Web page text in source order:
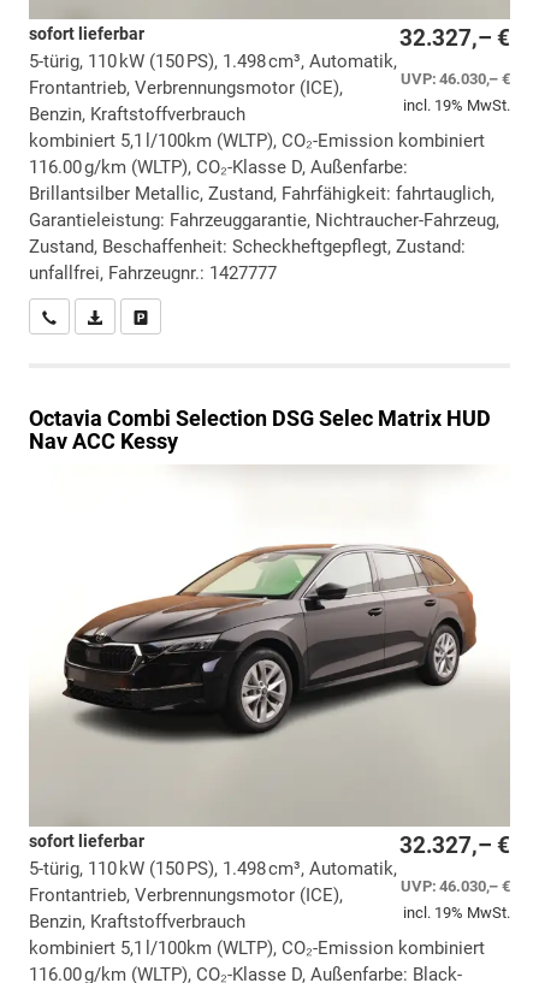
32.327,– €
UVP:46.030,– €
incl. 19% MwSt.
sofort lieferbar
5-türig, 110 kW (150 PS), 1.498 cm³, Automatik,
Frontantrieb, Verbrennungsmotor (ICE),
Benzin, Kraftstoffverbrauch
kombiniert 5,1 l/100km (WLTP), CO₂-Emission kombiniert
116.00 g/km (WLTP), CO₂-Klasse D, Außenfarbe:
Brillantsilber Metallic, Zustand, Fahrfähigkeit: fahrtauglich,
Garantieleistung: Fahrzeuggarantie, Nichtraucher-Fahrzeug,
Zustand, Beschaffenheit: Scheckheftgepflegt, Zustand:
unfallfrei, Fahrzeugnr.: 1427777
Wir rufen Sie anPDF-Datei, Fahrzeugexposé drucken
Octavia Combi Selection DSG Selec Matrix HUD
Nav ACC Kessy
32.327,– €
UVP:46.030,– €
incl. 19% MwSt.
sofort lieferbar
5-türig, 110 kW (150 PS), 1.498 cm³, Automatik,
Frontantrieb, Verbrennungsmotor (ICE),
Benzin, Kraftstoffverbrauch
kombiniert 5,1 l/100km (WLTP), CO₂-Emission kombiniert
116.00 g/km (WLTP), CO₂-Klasse D, Außenfarbe: Black-